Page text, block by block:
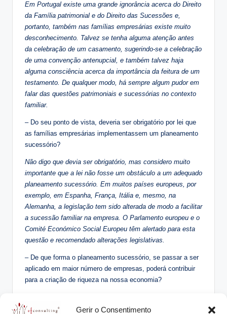
Gerir o Consentimento
Em Portugal existe uma grande ignorância acerca do Direito
da Família patrimonial e do Direito das Sucessões e,
portanto, também nas famílias empresárias existe muito
desconhecimento. Talvez se tenha alguma atenção antes
da celebração de um casamento, sugerindo-se a celebração
de uma convenção antenupcial, e também talvez haja
alguma consciência acerca da importância da feitura de um
testamento. De qualquer modo, há sempre algum pudor em
falar das questões patrimoniais e sucessórias no contexto
familiar.
– Do seu ponto de vista, deveria ser obrigatório por lei que
as famílias empresárias implementassem um planeamento
sucessório?
Não digo que devia ser obrigatório, mas considero muito
importante que a lei não fosse um obstáculo a um adequado
planeamento sucessório. Em muitos países europeus, por
exemplo, em Espanha, França, Itália e, mesmo, na
Alemanha, a legislação tem sido alterada de modo a facilitar
a sucessão familiar na empresa. O Parlamento europeu e o
Comité Económico Social Europeu têm alertado para esta
questão e recomendado alterações legislativas.
– De que forma o planeamento sucessório, se passar a ser
aplicado em maior número de empresas, poderá contribuir
para a criação de riqueza na nossa economia?
empresas familiares para a criação de riqueza, tanto em